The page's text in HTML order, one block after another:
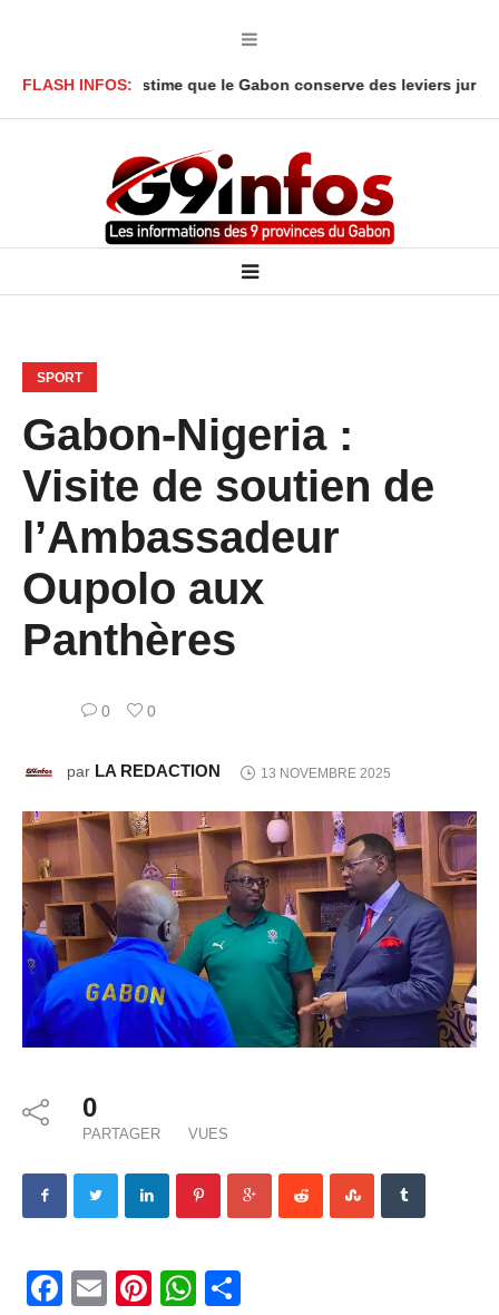
FLASH INFOS:
estime que le Gabon conserve des leviers juridiques
SPORT
Gabon-Nigeria :
Visite de soutien de
l’Ambassadeur
Oupolo aux
Panthères
0 0
par LA REDACTION 13 NOVEMBRE 2025
0
PARTAGER VUES
Facebook
Email PinterestWhatsApp